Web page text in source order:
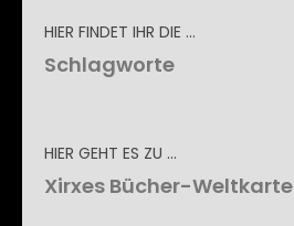
HIER FINDET IHR DIE …
Schlagworte
HIER GEHT ES ZU …
Xirxes Bücher-Weltkarte